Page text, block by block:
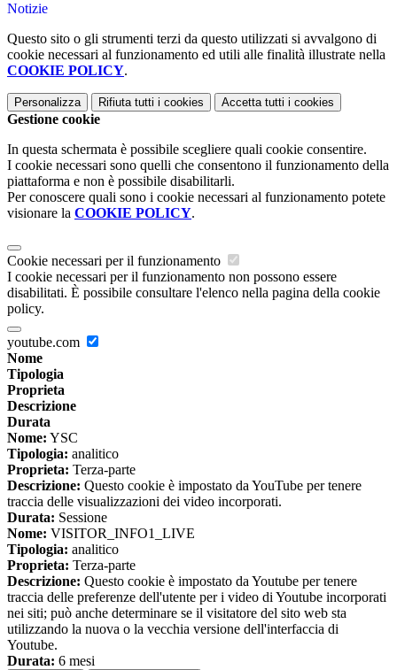
Notizie
Questo sito o gli strumenti terzi da questo utilizzati si avvalgono di
cookie necessari al funzionamento ed utili alle finalità illustrate nella
COOKIE POLICY.
Personalizza Rifiuta tutti i cookies Accetta tutti i cookies
Gestione cookie
In questa schermata è possibile scegliere quali cookie consentire.
I cookie necessari sono quelli che consentono il funzionamento della
piattaforma e non è possibile disabilitarli.
Per conoscere quali sono i cookie necessari al funzionamento potete
visionare la COOKIE POLICY.
Cookie necessari per il funzionamento
I cookie necessari per il funzionamento non possono essere
disabilitati. È possibile consultare l'elenco nella pagina della cookie
policy.
youtube.com
Nome
Tipologia
Proprieta
Descrizione
Durata
Nome: YSC
Tipologia: analitico
Proprieta: Terza-parte
Descrizione: Questo cookie è impostato da YouTube per tenere
traccia delle visualizzazioni dei video incorporati.
Durata: Sessione
Nome: VISITOR_INFO1_LIVE
Tipologia: analitico
Proprieta: Terza-parte
Descrizione: Questo cookie è impostato da Youtube per tenere
traccia delle preferenze dell'utente per i video di Youtube incorporati
nei siti; può anche determinare se il visitatore del sito web sta
utilizzando la nuova o la vecchia versione dell'interfaccia di
Youtube.
Durata: 6 mesi